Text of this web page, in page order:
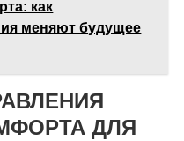
как
меняют будущее
ДЛЯ